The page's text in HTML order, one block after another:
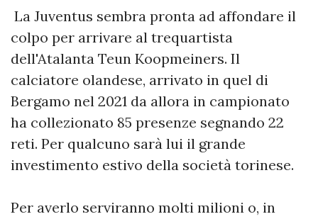
La Juventus sembra pronta ad affondare il
colpo per arrivare al trequartista
dell'Atalanta Teun Koopmeiners. Il
calciatore olandese, arrivato in quel di
Bergamo nel 2021 da allora in campionato
ha collezionato 85 presenze segnando 22
reti. Per qualcuno sarà lui il grande
investimento estivo della società torinese.
Per averlo serviranno molti milioni o, in